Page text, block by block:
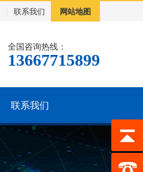
联系我们 网站地图
全国咨询热线：
13667715899
联系我们